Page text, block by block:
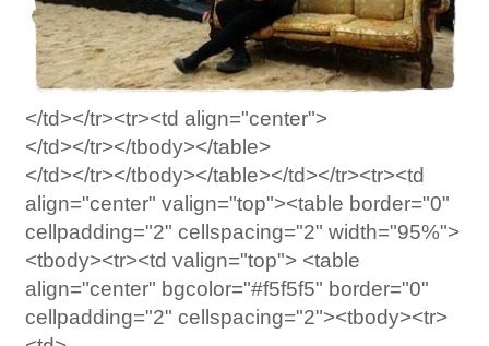
</td></tr><tr><td align="center">
</td></tr></tbody></table>
</td></tr></tbody></table></td></tr><tr><td
align="center" valign="top"><table border="0"
cellpadding="2" cellspacing="2" width="95%">
<tbody><tr><td valign="top"> <table
align="center" bgcolor="#f5f5f5" border="0"
cellpadding="2" cellspacing="2"><tbody><tr>